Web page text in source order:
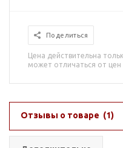
Поделиться
Цена действительна
может отличаться от цен
Отзывы о товаре (1)